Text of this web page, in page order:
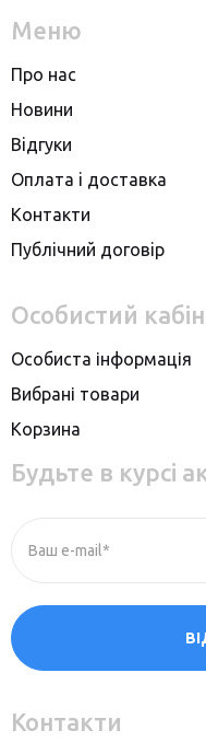
Меню
Про нас
Новини
Вiдгуки
Оплата i доставка
Контакти
Публiчний договiр
Особистий
Особиста інформація
Вибрані товари
Корзина
Будьте в курсі
Ваш e-mail*
Контакти